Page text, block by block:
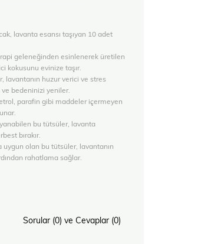
lavanta esansı taşıyan 10 adet
geleneğinden esinlenerek üretilen
kokusunu evinize taşır.
lavantanın huzur verici ve stres
ve bedeninizi yeniler.
parafin gibi maddeler içermeyen
bu tütsüler, lavanta
bırakır.
uygun olan bu tütsüler, lavantanın
rahatlama sağlar.
Sorular (0) ve Cevaplar (0)